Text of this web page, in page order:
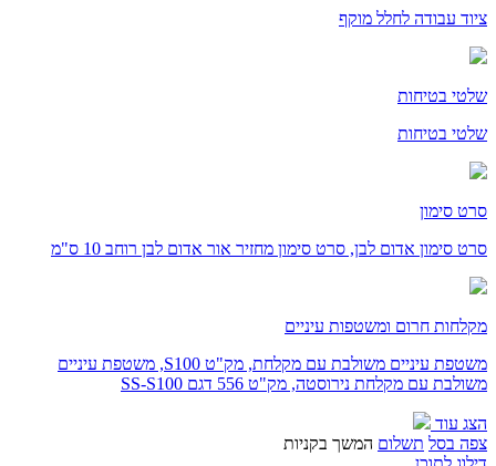
ציוד עבודה לחלל מוקף
שלטי בטיחות
שלטי בטיחות
סרט סימון
סרט סימון אדום לבן, סרט סימון מחזיר אור אדום לבן רוחב 10 ס"מ
מקלחות חרום ומשטפות עיניים
משטפת עיניים משולבת עם מקלחת, מק"ט S100, משטפת עיניים
משולבת עם מקלחת נירוסטה, מק"ט 556 דגם SS-S100
הצג עוד
צפה בסל תשלום המשך בקניות